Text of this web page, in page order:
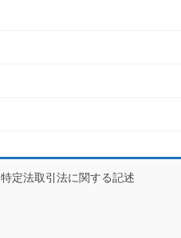
特定法取引法に関する記述